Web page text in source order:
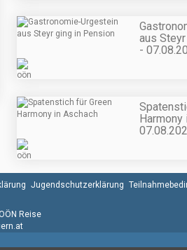
aus
-
Harmony
Jugendschutzerklärung
OÖN Reise